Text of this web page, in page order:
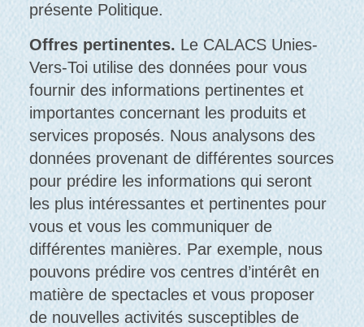
présente Politique.
Offres pertinentes. Le CALACS Unies-
Vers-Toi utilise des données pour vous
fournir des informations pertinentes et
importantes concernant les produits et
services proposés. Nous analysons des
données provenant de différentes sources
pour prédire les informations qui seront
les plus intéressantes et pertinentes pour
vous et vous les communiquer de
différentes manières. Par exemple, nous
pouvons prédire vos centres d’intérêt en
matière de spectacles et vous proposer
de nouvelles activités susceptibles de